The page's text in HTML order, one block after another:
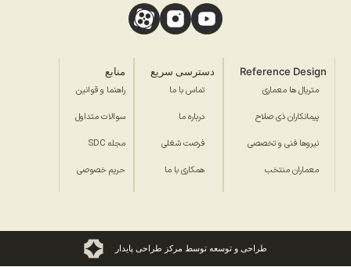
Reference Design
متریال ها معماری
پیمانکاران ذی صلاح
نیروها فنی و تخصصی
معماران منتخب
دسترسی سریع
تماس با ما
درباره ما
فرصت شغلی
همکاری با ما
منابع
راهنما و قوانین
سوالات متداول
مجله SDC
حریم خصوصی
طراحی و توسعه توسط مرکز طراحی پایدار